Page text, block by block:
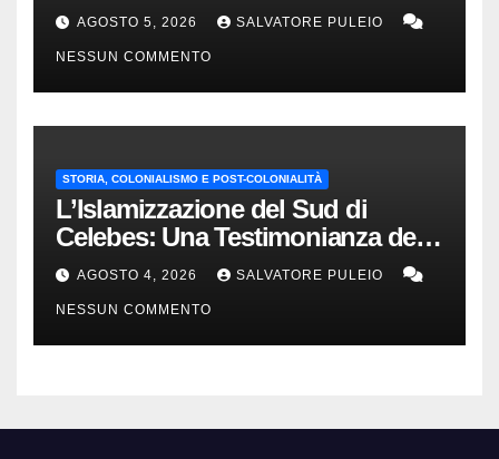
AGOSTO 5, 2026 SALVATORE PULEIO
NESSUN COMMENTO
STORIA, COLONIALISMO E POST-COLONIALITÀ
L’Islamizzazione del Sud di
Celebes: Una Testimonianza del
1840.
AGOSTO 4, 2026 SALVATORE PULEIO
NESSUN COMMENTO